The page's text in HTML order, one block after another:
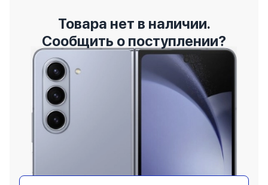
Товара нет в наличии.
Сообщить о поступлении?